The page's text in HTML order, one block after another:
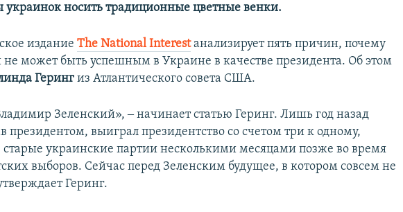
украинок носить традиционные цветные венки.
изданиеThe National Interestанализирует пять причин, почему
не может быть успешным в Украине в качестве президента. Об этом
Геринг из Атлантического совета США.
Зеленский», ‒ начинает статью Геринг. Лишь год назад
президентом, выиграл президентство со счетом три к одному,
старые украинские партии несколькими месяцами позже во время
выборов. Сейчас перед Зеленским будущее, в котором совсем не
Геринг.